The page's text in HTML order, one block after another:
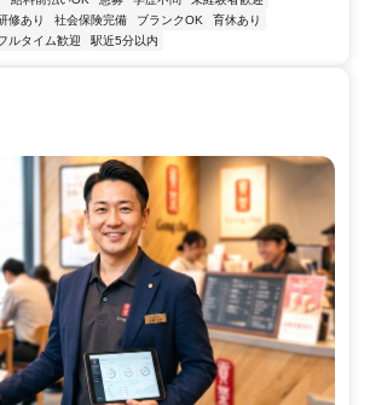
修あり 社会保険完備 ブランクOK
育休あり
ルタイム歓迎 駅近5分以内